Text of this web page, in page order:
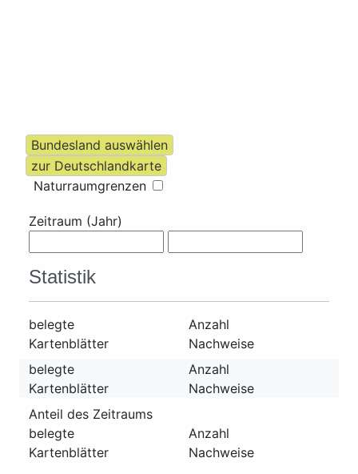
Naturraumgrenzen
Zeitraum (Jahr)
Statistik
belegte
Kartenblätter
Anzahl
Nachweise
belegte
Kartenblätter
Anzahl
Nachweise
Anteil des Zeitraums
belegte
Kartenblätter
Anzahl
Nachweise